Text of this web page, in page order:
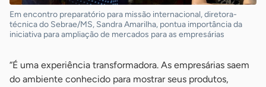
Em encontro preparatório para missão internacional, diretora-
técnica do Sebrae/MS, Sandra Amarilha, pontua importância da
iniciativa para ampliação de mercados para as empresárias
“É uma experiência transformadora. As empresárias saem
do ambiente conhecido para mostrar seus produtos,